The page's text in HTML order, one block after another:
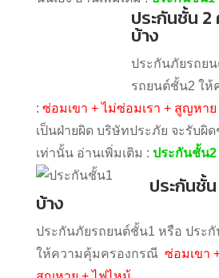
ประกันชั้น 2
บ้าง
ประกันภัยรถย
รถยนต์ชั้น2 ให้ความคุ้มครองก
ซ่อมเรา + สูญหาย + ไฟไหม้ กรณี
บริษัทประภัย จะรับผิดชอบ เฉพา
เพิ่มเติม :ประกันชั้น2 คุ้มครองอะ
ประกันชั้
บ้าง
ประกันภัยรถยนต์ชั้น1 หรือ ประ
ให้ความคุ้มครองกรณี ซ่อมเขา